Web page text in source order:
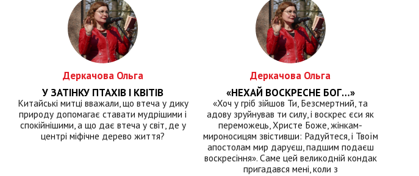
Деркачова Ольга
У ЗАТІНКУ ПТАХІВ І КВІТІВ
Китайські митці вважали, що втеча у дику
природу допомагає ставати мудрішими і
спокійнішими, а що дає втеча у світ, де у
центрі міфічне дерево життя?
Деркачова Ольга
«НЕХАЙ ВОСКРЕСНЕ БОГ…»
«Хоч у гріб зійшов Ти, Безсмертний, та
адову зруйнував ти силу, і воскрес єси як
переможець, Христе Боже, жінкам-
мироносицям звістивши: Радуйтеся, і Твоїм
апостолам мир даруєш, падшим подаєш
воскресіння». Саме цей великодній кондак
пригадався мені, коли з